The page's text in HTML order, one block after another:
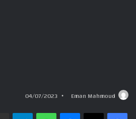
Eman Mahmoud
04/07/2023
ماسنجر واتسابتيلقرام